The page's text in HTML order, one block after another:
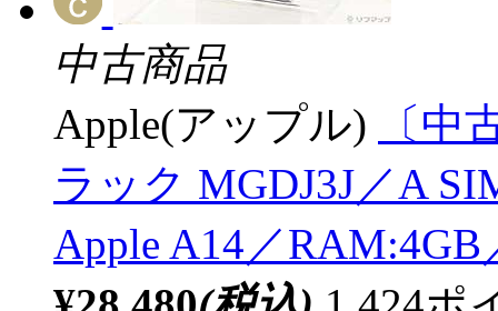
中古商品
Apple(アップル)
〔中
ラック MGDJ3J／A
Apple A14／